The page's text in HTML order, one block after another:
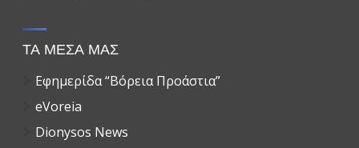
ΤΑ ΜΕΣΑ ΜΑΣ
Εφημερίδα “Βόρεια Προάστια”
eVoreia
Dionysos News